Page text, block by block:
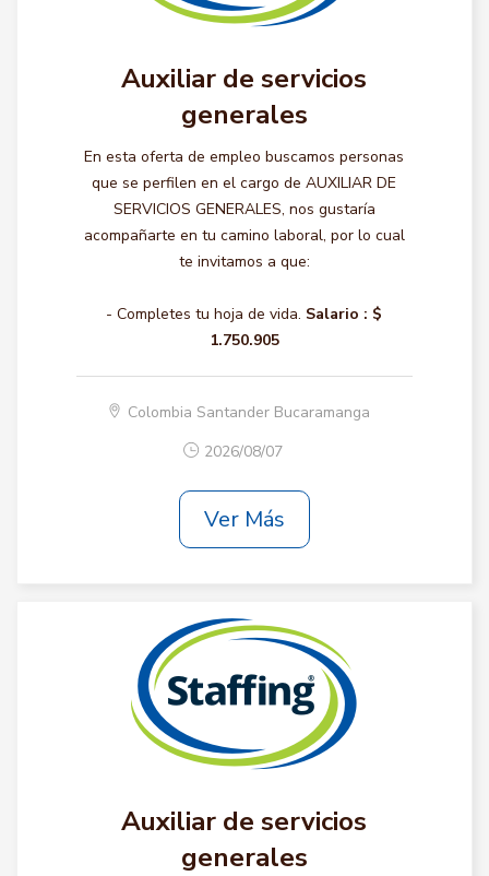
Auxiliar de servicios
generales
En esta oferta de empleo buscamos personas
que se perfilen en el cargo de AUXILIAR DE
SERVICIOS GENERALES, nos gustaría
acompañarte en tu camino laboral, por lo cual
te invitamos a que:
- Completes tu hoja de vida. Salario : $
1.750.905
Colombia Santander Bucaramanga
2026/08/07
Ver Más
Auxiliar de servicios
generales